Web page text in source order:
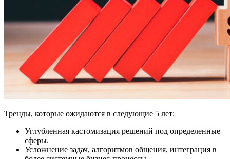
Тренды, которые ожидаются в следующие 5 лет:
Углубленная кастомизация решений под определенные
сферы.
Усложнение задач, алгоритмов общения, интеграция в